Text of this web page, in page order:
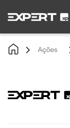
Ações